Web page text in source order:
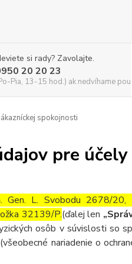
si rady? Zavolajte.
20 20 23
Pia, 13-15 hod.) ak nedvíhame
spokojnosti
pre
Gen. L. Svobodu 2678/20,
32139/P.(ďalej len
osôb v súvislosti so
nariadenie o